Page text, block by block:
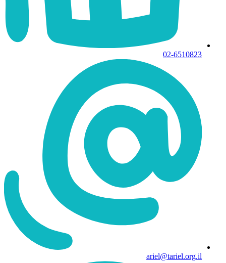
02-6510823
ariel@tariel.org.il